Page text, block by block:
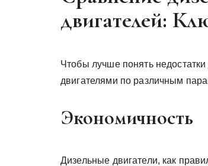
двигателей:
Чтобы лучше понять
двигателями по различным
Экономичность
Дизельные двигатели, как